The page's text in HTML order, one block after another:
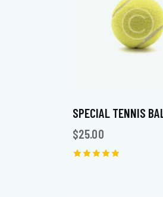
SPECIAL TENNIS
$25.00